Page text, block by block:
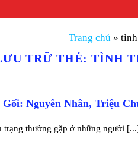
Trang chủ » tình
TRỮ THẺ:TÌNH
Nguyên Nhân, Triệu
trạng thường gặp ở những người